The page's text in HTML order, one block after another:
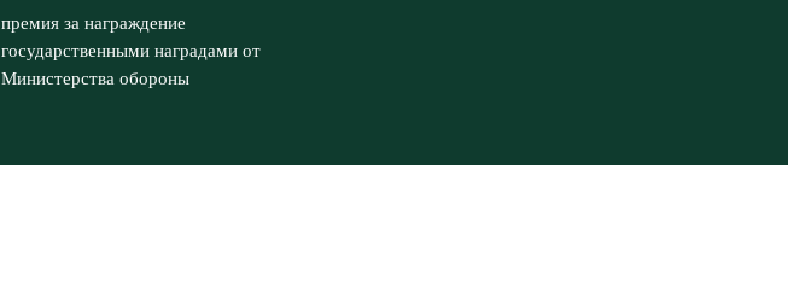
премия за награждение
государственными наградами от
Министерства обороны